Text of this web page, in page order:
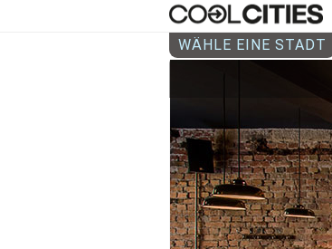
WÄHLE EINE STADT